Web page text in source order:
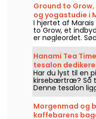
Ground to
og yogastudie i
I hjertet af
to Grow, et
er nøgleordet.
veganske retter
menuen, så du
Hanami Tea
tesalon
pandekager
Har du lyst til en
kirsebærtræ? Så
Denne tesalon
arrondissement
velsmagende
ultrablomstrende
Morgenmad og
kaffebarens